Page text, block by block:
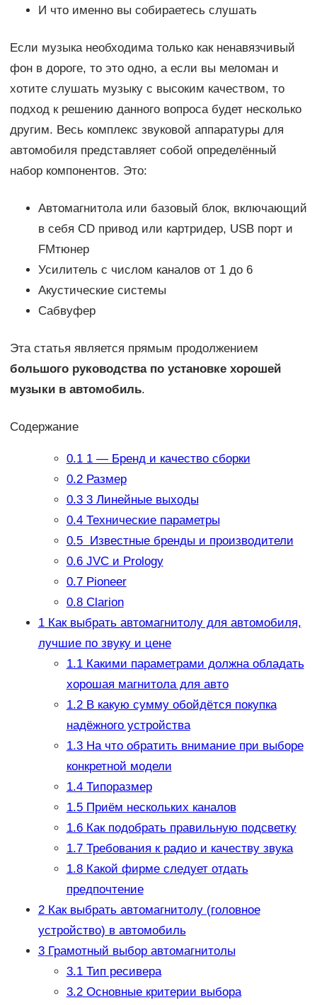
И что именно вы собираетесь слушать
Если музыка необходима только как ненавязчивый
фон в дороге, то это одно, а если вы меломан и
хотите слушать музыку с высоким качеством, то
подход к решению данного вопроса будет несколько
другим. Весь комплекс звуковой аппаратуры для
автомобиля представляет собой определённый
набор компонентов. Это:
Автомагнитола или базовый блок, включающий
в себя CD привод или картридер, USB порт и
FMтюнер
Усилитель с числом каналов от 1 до 6
Акустические системы
Сабвуфер
Эта статья является прямым продолжением
большого руководства по установке хорошей
музыки в автомобиль.
Содержание
0.11 — Бренд и качество сборки
0.2Размер
0.33 Линейные выходы
0.4Технические параметры
0.5Известные бренды и производители
0.6JVC и Prology
0.7Pioneer
0.8Clarion
1Как выбрать автомагнитолу для автомобиля,
лучшие по звуку и цене
1.1Какими параметрами должна обладать
хорошая магнитола для авто
1.2В какую сумму обойдётся покупка
надёжного устройства
1.3На что обратить внимание при выборе
конкретной модели
1.4Типоразмер
1.5Приём нескольких каналов
1.6Как подобрать правильную подсветку
1.7Требования к радио и качеству звука
1.8Какой фирме следует отдать
предпочтение
2Как выбрать автомагнитолу (головное
устройство) в автомобиль
3Грамотный выбор автомагнитолы
3.1Тип ресивера
3.2Основные критерии выбора